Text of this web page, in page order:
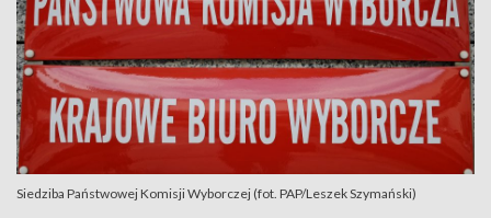
Siedziba Państwowej Komisji Wyborczej (fot. PAP/Leszek Szymański)